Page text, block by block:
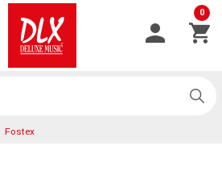
0
Fostex